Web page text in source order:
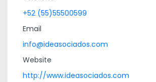
+52 (55)55500599
Email
info@ideasociados.com
Website
http://www.ideasociados.com